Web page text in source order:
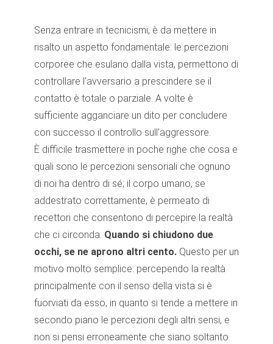
Senza entrare in tecnicismi, è da mettere in
risalto un aspetto fondamentale: le percezioni
corporee che esulano dalla vista, permettono di
controllare l'avversario a prescindere se il
contatto è totale o parziale. A volte è
sufficiente agganciare un dito per concludere
con successo il controllo sull'aggressore.
È difficile trasmettere in poche righe che cosa e
quali sono le percezioni sensoriali che ognuno
di noi ha dentro di sé; il corpo umano, se
addestrato correttamente, è permeato di
recettori che consentono di percepire la realtà
che ci circonda. Quando si chiudono due
occhi, se ne aprono altri cento. Questo per un
motivo molto semplice: percependo la realtà
principalmente con il senso della vista si è
fuorviati da esso, in quanto si tende a mettere in
secondo piano le percezioni degli altri sensi, e
non si pensi erroneamente che siano soltanto